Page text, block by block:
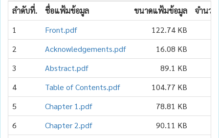
ลำดับที่. ชื่อแฟ้มข้อมูล ขนาดแฟ้มข้อมูล
จำนวน
1
Front.pdf
122.74 KB
2
Acknowledgements.pdf
16.08 KB
3
Abstract.pdf
89.1 KB
4
Table of Contents.pdf
104.77 KB
5
Chapter 1.pdf
78.81 KB
6
Chapter 2.pdf
90.11 KB